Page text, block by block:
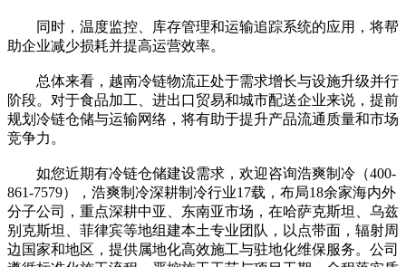
同时，温度监控、库存管理和运输追踪系统的应用，将帮
助企业减少损耗并提高运营效率。
总体来看，越南冷链物流正处于需求增长与设施升级并行
阶段。对于食品加工、进出口贸易和城市配送企业来说，提前
规划冷链仓储与运输网络，将有助于提升产品流通质量和市场
竞争力。
如您近期有冷链仓储建设需求，欢迎咨询浩爽制冷（400-
861-7579），浩爽制冷深耕制冷行业17载，布局18余家海内外
分子公司，重点深耕中亚、东南亚市场，在哈萨克斯坦、乌兹
别克斯坦、菲律宾等地组建本土专业团队，以点带面，辐射周
边国家和地区，提供属地化高效施工与驻地化维保服务。公司